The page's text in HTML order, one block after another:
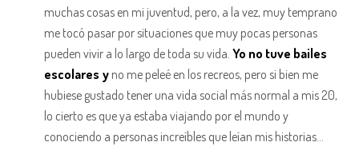
muchas cosas en mi juventud, pero, a la vez, muy temprano
me tocó pasar por situaciones que muy pocas personas
pueden vivir a lo largo de toda su vida. Yo no tuve bailes
escolares y no me peleé en los recreos, pero si bien me
hubiese gustado tener una vida social más normal a mis 20,
lo cierto es que ya estaba viajando por el mundo y
conociendo a personas increíbles que leían mis historias…